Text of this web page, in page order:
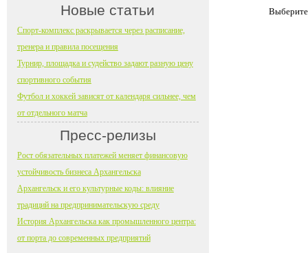
Новые статьи
Спорт-комплекс раскрывается через расписание,
тренера и правила посещения
Турнир, площадка и судейство задают разную цену
спортивного события
Футбол и хоккей зависят от календаря сильнее, чем
от отдельного матча
Пресс-релизы
Рост обязательных платежей меняет финансовую
устойчивость бизнеса Архангельска
Архангельск и его культурные коды: влияние
традиций на предпринимательскую среду
История Архангельска как промышленного центра:
от порта до современных предприятий